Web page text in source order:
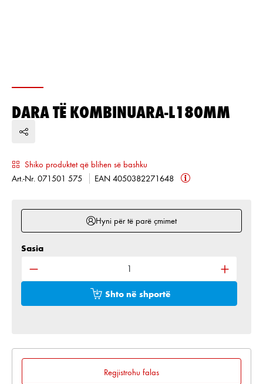
DARA TË KOMBINUARA-L180MM
Shiko produktet që blihen së bashku
Art.-Nr. 071501 575
EAN 4050382271648
Hyni për të parë çmimet
Sasia e produktit: Shkruani sasinë e dëshiruar
Sasia
Shto në shportë
Regjistrohu falas